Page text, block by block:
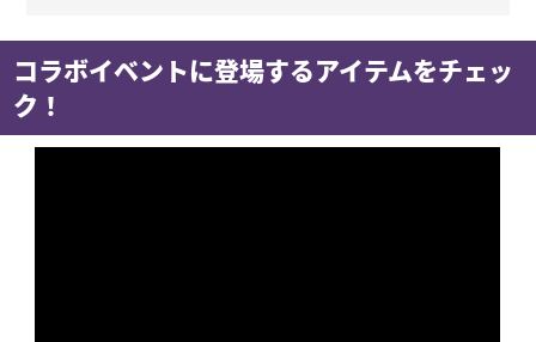
コラボイベントに登場するアイテムをチェッ
ク！